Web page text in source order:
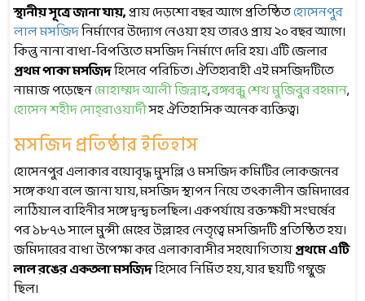
স্থানীয় সূত্রে জানা যায়,প্রায় দেড়শো বছর আগে প্রতিষ্ঠিতহোসেনপুর
লাল মসজিদনির্মাণের উদ্যোগ নেওয়া হয় তারও প্রায় ২০ বছর আগে।
কিন্তু নানা বাধা-বিপত্তিতে মসজিদ নির্মাণে দেরি হয়। এটি জেলার
প্রথম পাকা মসজিদহিসেবে পরিচিত। ঐতিহ্যবাহী এই মসজিদটিতে
নামাজ পড়েছেনমোহাম্মদ আলী জিন্নাহ,বঙ্গবন্ধু শেখ মুজিবুর রহমান,
হোসেন শহীদ সোহ্‌রাওয়ার্দীসহ ঐতিহাসিক অনেক ব্যক্তিত্ব।
মসজিদ প্রতিষ্ঠার ইতিহাস
হোসেনপুর এলাকার বয়োবৃদ্ধ মুসল্লি ও মসজিদ কমিটির লোকজনের
সঙ্গে কথা বলে জানা যায়, মসজিদ স্থাপন নিয়ে তৎকালীন জমিদারের
লাঠিয়াল বাহিনীর সঙ্গে দ্বন্দ্ব চলছিল। একপর্যায়ে রক্তক্ষয়ী সংঘর্ষের
পর ১৮৭৬ সালে মুন্সী মেহের উল্লাহর নেতৃত্বে মসজিদটি প্রতিষ্ঠিত হয়।
জমিদারের বাধা উপেক্ষা করে এলাকাবাসীর সহযোগিতায়প্রথমে এটি
লাল রঙের একতলা মসজিদহিসেবে নির্মিত হয়, যার ছয়টি গম্বুজ
ছিল।